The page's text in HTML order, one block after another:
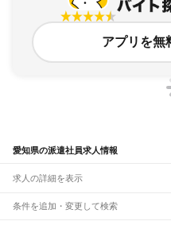
アプリを無
愛知県の派遣社員求人情報
求人の詳細を表示
条件を追加・変更して検索